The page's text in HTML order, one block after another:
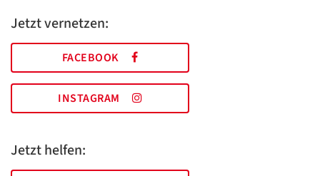
Jetzt vernetzen:
FACEBOOK
INSTAGRAM
Jetzt helfen: